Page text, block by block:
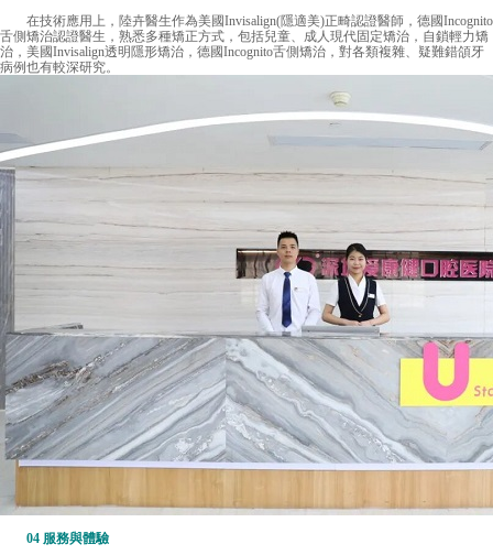
在技術應用上，陸卉醫生作為美國Invisalign(隱適美)正畸認證醫師，德國Incognito
舌側矯治認證醫生，熟悉多種矯正方式，包括兒童、成人現代固定矯治，自鎖輕力矯
治，美國Invisalign透明隱形矯治，德國Incognito舌側矯治，對各類複雜、疑難錯頜牙
病例也有較深研究。
04 服務與體驗